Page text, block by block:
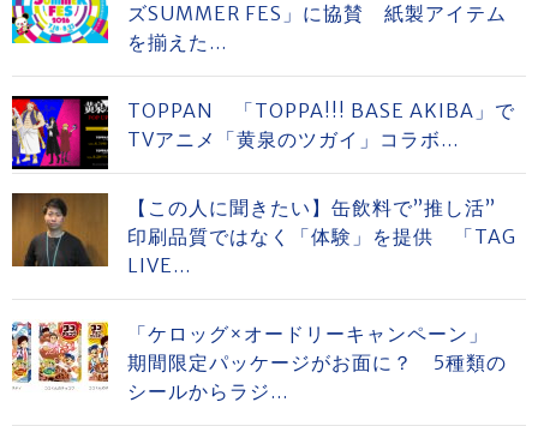
ズSUMMER FES」に協賛 紙製アイテム
を揃えた...
TOPPAN 「TOPPA!!! BASE AKIBA」で
TVアニメ「黄泉のツガイ」コラボ...
【この人に聞きたい】缶飲料で”推し活”
印刷品質ではなく「体験」を提供 「TAG
LIVE...
「ケロッグ×オードリーキャンペーン」
期間限定パッケージがお面に？ 5種類の
シールからラジ...